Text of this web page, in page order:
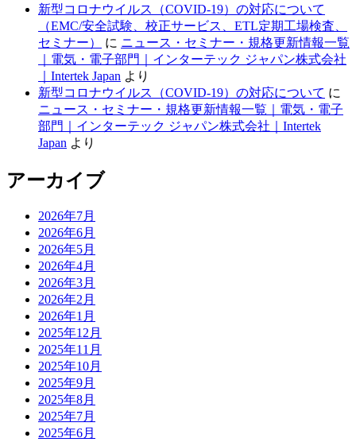
新型コロナウイルス（COVID-19）の対応について
（EMC/安全試験、校正サービス、ETL定期工場検査、
セミナー）
に ニュース・セミナー・規格更新情報一覧
｜電気・電子部門｜インターテック ジャパン株式会社
｜Intertek Japan より
新型コロナウイルス（COVID-19）の対応について に
ニュース・セミナー・規格更新情報一覧｜電気・電子
部門｜インターテック ジャパン株式会社｜Intertek
Japan より
アーカイブ
2026年7月
2026年6月
2026年5月
2026年4月
2026年3月
2026年2月
2026年1月
2025年12月
2025年11月
2025年10月
2025年9月
2025年8月
2025年7月
2025年6月